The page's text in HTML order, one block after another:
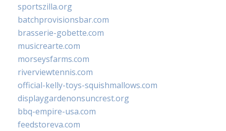
sportszilla.org
batchprovisionsbar.com
brasserie-gobette.com
musicrearte.com
morseysfarms.com
riverviewtennis.com
official-kelly-toys-squishmallows.com
displaygardenonsuncrest.org
bbq-empire-usa.com
feedstoreva.com